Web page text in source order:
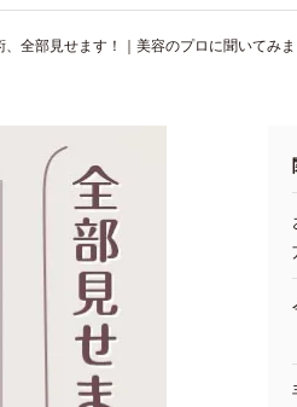
全部見せます！｜美容のプロに聞いてみま